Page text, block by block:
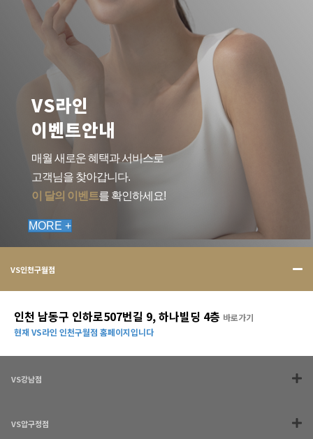
VS라인
이벤트안내
매월 새로운 혜택과 서비스로
고객님을 찾아갑니다.
이 달의 이벤트를 확인하세요!
MORE +
VS인천구월점
인천 남동구 인하로507번길 9, 하나빌딩 4층 바로가기
현재 VS라인 인천구월점 홈페이지입니다
VS강남점
VS압구정점